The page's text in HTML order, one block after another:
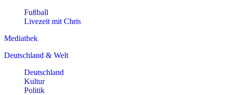
Fußball
Livezeit mit Chris
Mediathek
Deutschland & Welt
Deutschland
Kultur
Politik